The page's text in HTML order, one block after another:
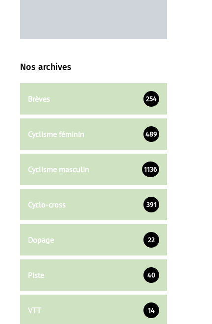
Nos archives
Brèves 254
Cyclisme féminin 489
Cyclisme masculin 1136
Cyclo-cross 391
Dopage 22
Piste 40
VTT 14